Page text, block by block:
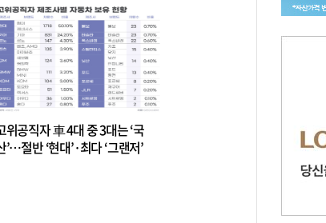
위공직자 車 4대 중 3대는 ‘국
’…절반 ‘현대’·최다 ‘그랜저’